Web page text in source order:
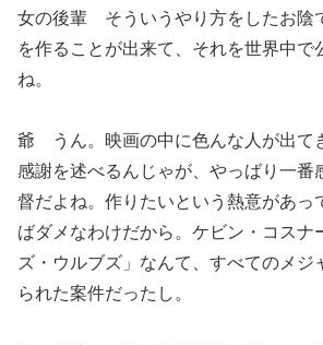
女の後輩 そういうやり方をしたお陰
を作ることが出来て、それを世界中で
ね。
爺 うん。映画の中に色んな人が出て
感謝を述べるんじゃが、やっばり一番
督だよね。作りたいという熱意があっ
ばダメなわけだから。ケビン・コスナ
ズ・ウルブズ」なんて、すべてのメジ
られた案件だったし。